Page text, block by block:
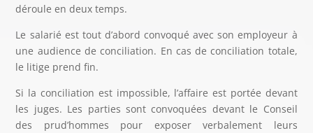
déroule en deux temps.
Le salarié est tout d’abord convoqué avec son employeur à
une audience de conciliation. En cas de conciliation totale,
le litige prend fin.
Si la conciliation est impossible, l’affaire est portée devant
les juges. Les parties sont convoquées devant le Conseil
des prud’hommes pour exposer verbalement leurs